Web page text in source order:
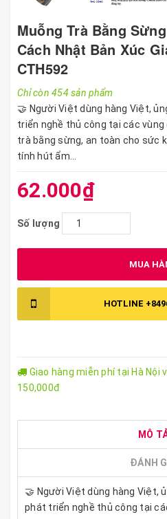
Muỗng Trà Bằng
Cách Nhật Bản Xúc
CTH592
Chỉ còn 454 sản phẩm
🤝 Người Việt dùng hàng Việt,
triển nghề thủ công tại các
trà bằng sừng, an toàn cho sức
tính hút ẩm...
62.000₫
Số lượng
MUA
HOTLINE
Giao hàng miễn phí tại Hà Nội
150,000đ
MÔ
ĐÁNH
🤝 Người Việt dùng hàng Việt,
phát triển nghề thủ công tại